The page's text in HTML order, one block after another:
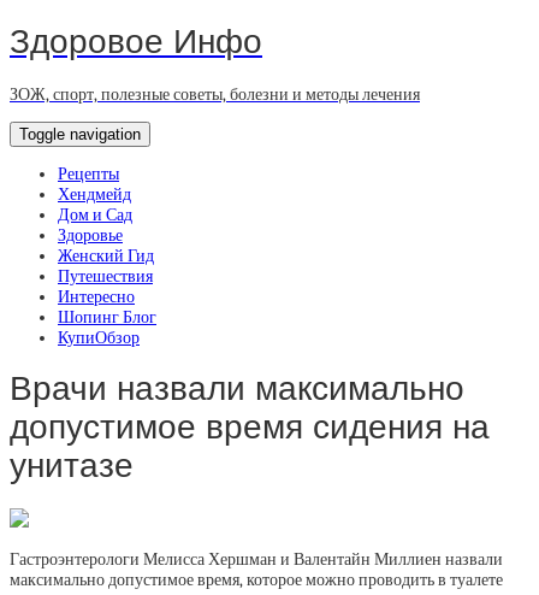
Здоровое Инфо
ЗОЖ, спорт, полезные советы, болезни и методы лечения
Toggle navigation
Рецепты
Хендмейд
Дом и Сад
Здоровье
Женский Гид
Путешествия
Интересно
Шопинг Блог
КупиОбзор
Врачи назвали максимально
допустимое время сидения на
унитазе
Гастроэнтерологи Мелисса Хершман и Валентайн Миллиен назвали
максимально допустимое время, которое можно проводить в туалете